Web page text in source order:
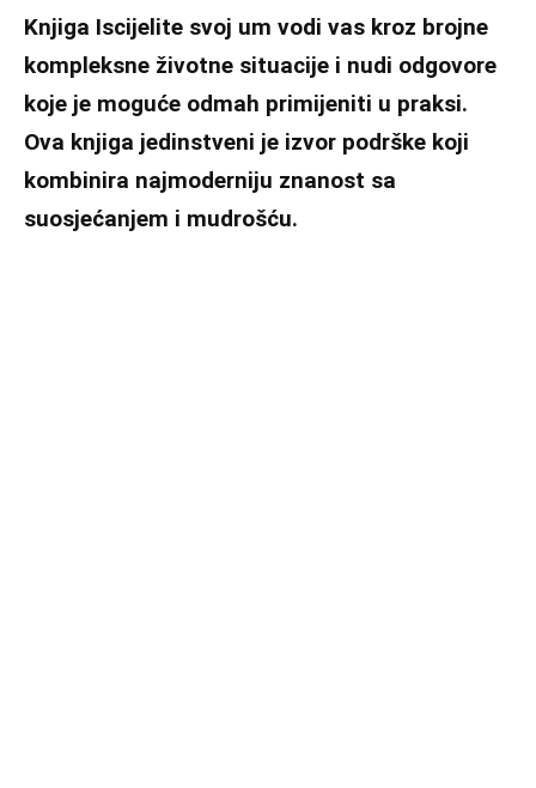
Knjiga Iscijelite svoj um vodi vas kroz brojne
kompleksne životne situacije i nudi odgovore
koje je moguće odmah primijeniti u praksi.
Ova knjiga jedinstveni je izvor podrške koji
kombinira najmoderniju znanost sa
suosjećanjem i mudrošću.